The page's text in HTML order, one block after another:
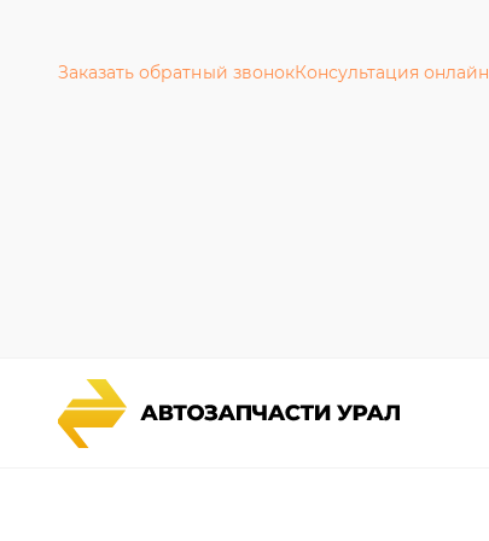
Заказать обратный звонокКонсультация онлайн
Каталог запчастей